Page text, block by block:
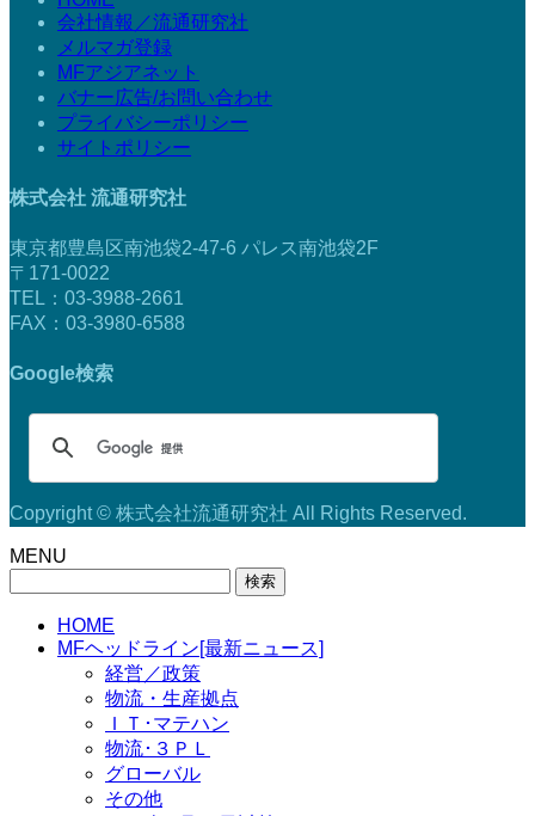
会社情報／流通研究社
メルマガ登録
MFアジアネット
バナー広告/お問い合わせ
プライバシーポリシー
サイトポリシー
株式会社 流通研究社
東京都豊島区南池袋2-47-6 パレス南池袋2F
〒171-0022
TEL：03-3988-2661
FAX：03-3980-6588
Google検索
Copyright © 株式会社流通研究社 All Rights Reserved.
MENU
HOME
MFヘッドライン[最新ニュース]
経営／政策
物流・生産拠点
ＩＴ･マテハン
物流･３ＰＬ
グローバル
その他